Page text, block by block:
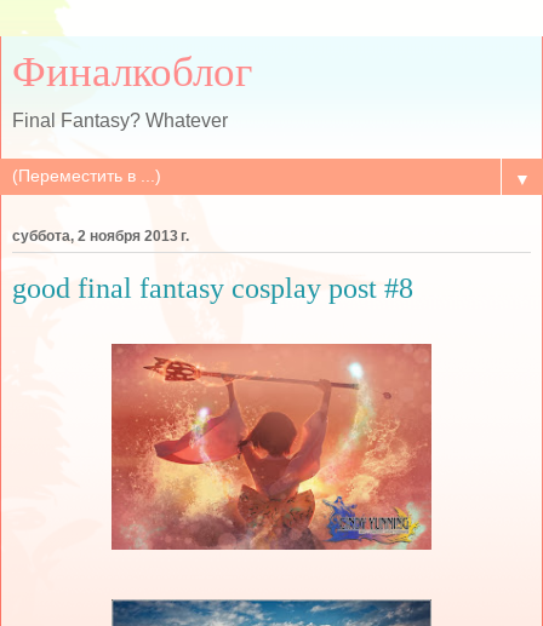
Финалкоблог
Final Fantasy? Whatever
▼
суббота, 2 ноября 2013 г.
good final fantasy cosplay post #8